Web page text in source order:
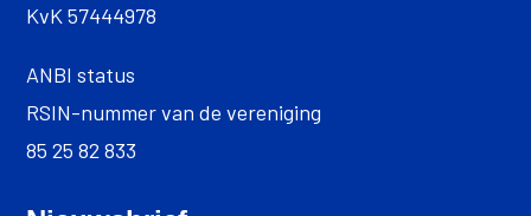
KvK 57444978
ANBI status
RSIN-nummer van de vereniging
85 25 82 833